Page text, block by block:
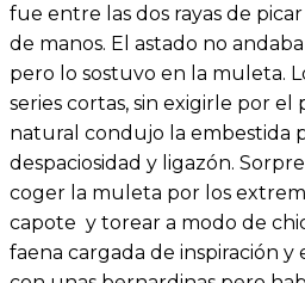
fue entre las dos rayas de
de manos. El astado no
pero lo sostuvo en la muleta.
series cortas, sin exigirle por el
natural condujo la embestida
despaciosidad y ligazón.
coger la muleta por los
capote y torear a modo de
faena cargada de inspiración